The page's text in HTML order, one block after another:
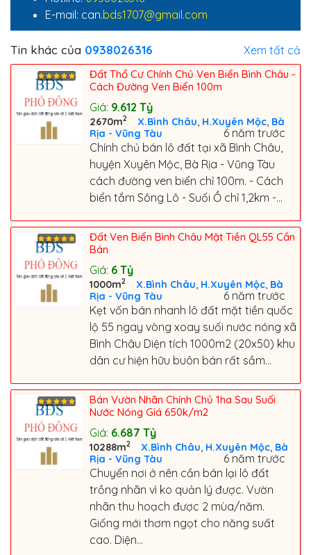
E-mail: can.bds1707@gmail.com
Tin khác của 0938026316 Xem tất cả
Đất Thổ Cư Chính Chủ Ven Biển Bình Châu -
Cách Đường Ven Biển 100m
Giá: 9.612 Tỷ
2670m2 X.Bình Châu H.Xuyên Mộc Bà
Rịa - Vũng Tàu
6 năm trước
Chính chủ bán lô đất tại xã Bình Châu,
huyện Xuyên Mộc, Bà Rịa - Vũng Tàu
cách đường ven biển chỉ 100m. - Cách
biển tắm Sông Lô - Suối Ồ chỉ 1,2km -...
Đất Ven Biển Bình Châu Mặt Tiền QL55 Cần
Bán
Giá: 6 Tỷ
1000m2 X.Bình Châu H.Xuyên Mộc Bà
Rịa - Vũng Tàu
6 năm trước
Kẹt vốn bán nhanh lô đất mặt tiền quốc
lộ 55 ngay vòng xoay suối nước nóng xã
Bình Châu Diện tích 1000m2 (20x50) khu
dân cư hiện hữu buôn bán rất sầm...
Bán Vườn Nhãn Chính Chủ 1ha Sau Suối
Nước Nóng Giá 650k/m2
Giá: 6.687 Tỷ
10288m2 X.Bình Châu H.Xuyên Mộc Bà
Rịa - Vũng Tàu
6 năm trước
Chuyển nơi ở nên cần bán lại lô đất
trồng nhãn vì ko quản lý được. Vườn
nhãn thu hoạch được 2 mùa/năm.
Giống mới thơm ngọt cho năng suất
cao. Diện...